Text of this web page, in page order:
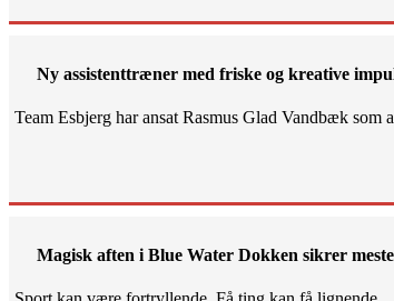
Ny assistenttræner med friske og kreative
Team Esbjerg har ansat Rasmus Glad Vandbæk som
Magisk aften i Blue Water Dokken sikrer